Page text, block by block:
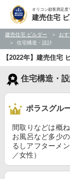
オリコン顧客満足度
建売住宅
建売住宅 ビルダー お
住宅構造・設計
【2022年】建売住宅
住宅構造・
ポラスグル
間取りなどは概
お風呂など多少
るしアフターメ
／女性）